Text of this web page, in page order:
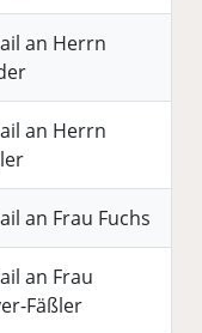
an Herrn
an Herrn
an Frau Fuchs
an Frau
Fäßler